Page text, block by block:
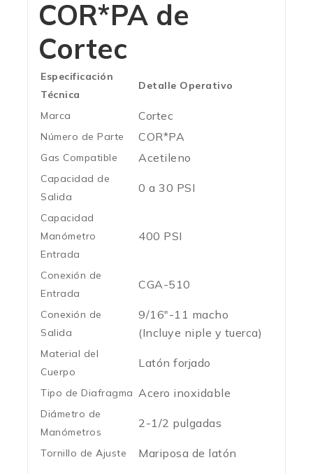
COR*PA de
Cortec
Especificación
Técnica
Detalle Operativo
Marca Cortec
Número de Parte COR*PA
Gas Compatible Acetileno
Capacidad de
Salida
0 a 30 PSI
Capacidad
Manómetro
Entrada
400 PSI
Conexión de
Entrada
CGA-510
Conexión de
Salida
9/16″-11 macho
(Incluye niple y tuerca)
Material del
Cuerpo
Latón forjado
Tipo de Diafragma Acero inoxidable
Diámetro de
Manómetros
2-1/2 pulgadas
Tornillo de Ajuste Mariposa de latón